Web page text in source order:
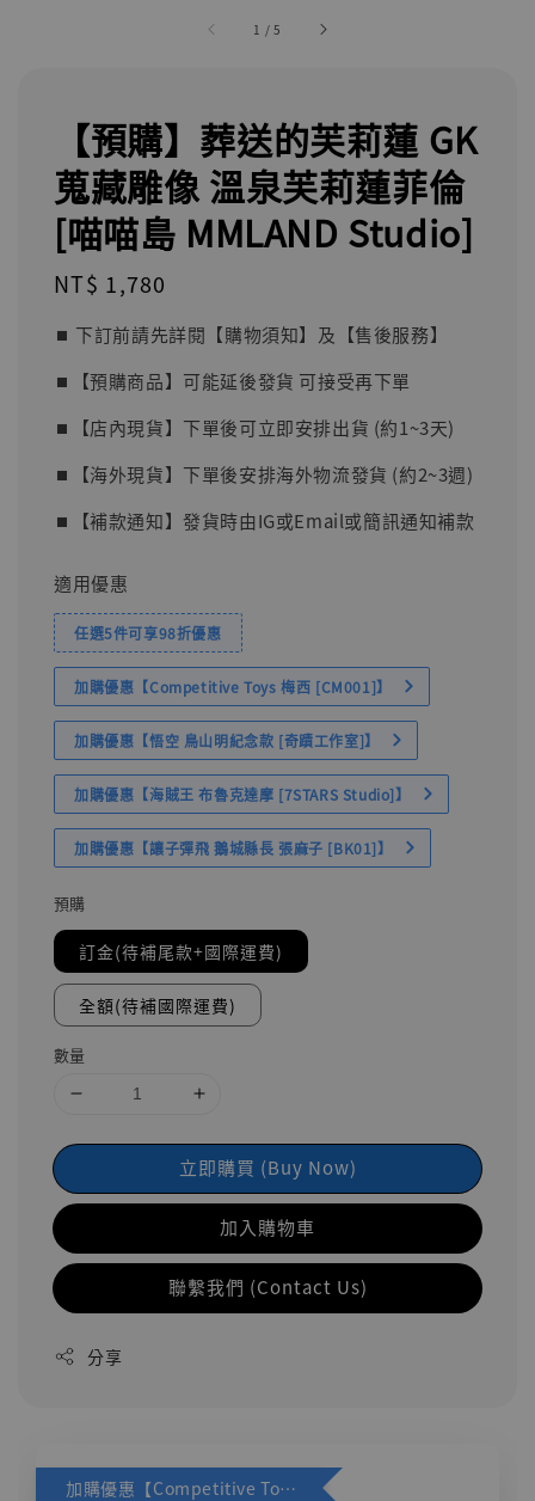
1 /5
【預購】葬送的芙莉蓮 GK
蒐藏雕像 溫泉芙莉蓮菲倫
[喵喵島 MMLAND St​​udio]
Regular
NT$ 1,780
⏹︎ 下訂前請先詳閱【購物須知】及【售後服務】
⏹︎【預購商品】可能延後發貨 可接受再下單
⏹︎【店內現貨】下單後可立即安排出貨 (約1~3天)
⏹︎【海外現貨】下單後安排海外物流發貨 (約2~3週)
⏹︎【補款通知】發貨時由IG或Email或簡訊通知補款
適用優惠
任選5件可享98折優惠
加購優惠【Competitive Toys 梅西 [CM001]】
加購優惠【悟空 鳥山明紀念款 [奇蹟工作室]】
加購優惠【海賊王 布魯克達摩 [7STARS Studio]】
加購優惠【讓子彈飛 鵝城縣長 張麻子 [BK01]】
預購
訂金(待補尾款+國際運費)
全額(待補國際運費)
數量
立即購買 (Buy Now)
加入購物車
聯繫我們 (Contact Us)
分享
加購優惠【Competitive Toys 梅西 [CM001]】